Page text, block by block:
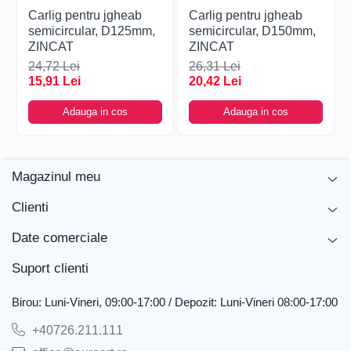
Carlig pentru jgheab
semicircular, D125mm,
ZINCAT
24,72 Lei
15,91 Lei
Adauga in cos
Carlig pentru jgheab
semicircular, D150mm,
ZINCAT
26,31 Lei
20,42 Lei
Adauga in cos
Magazinul meu
Clienti
Date comerciale
Suport clienti
Birou: Luni-Vineri, 09:00-17:00 / Depozit: Luni-Vineri 08:00-17:00
+40726.211.111